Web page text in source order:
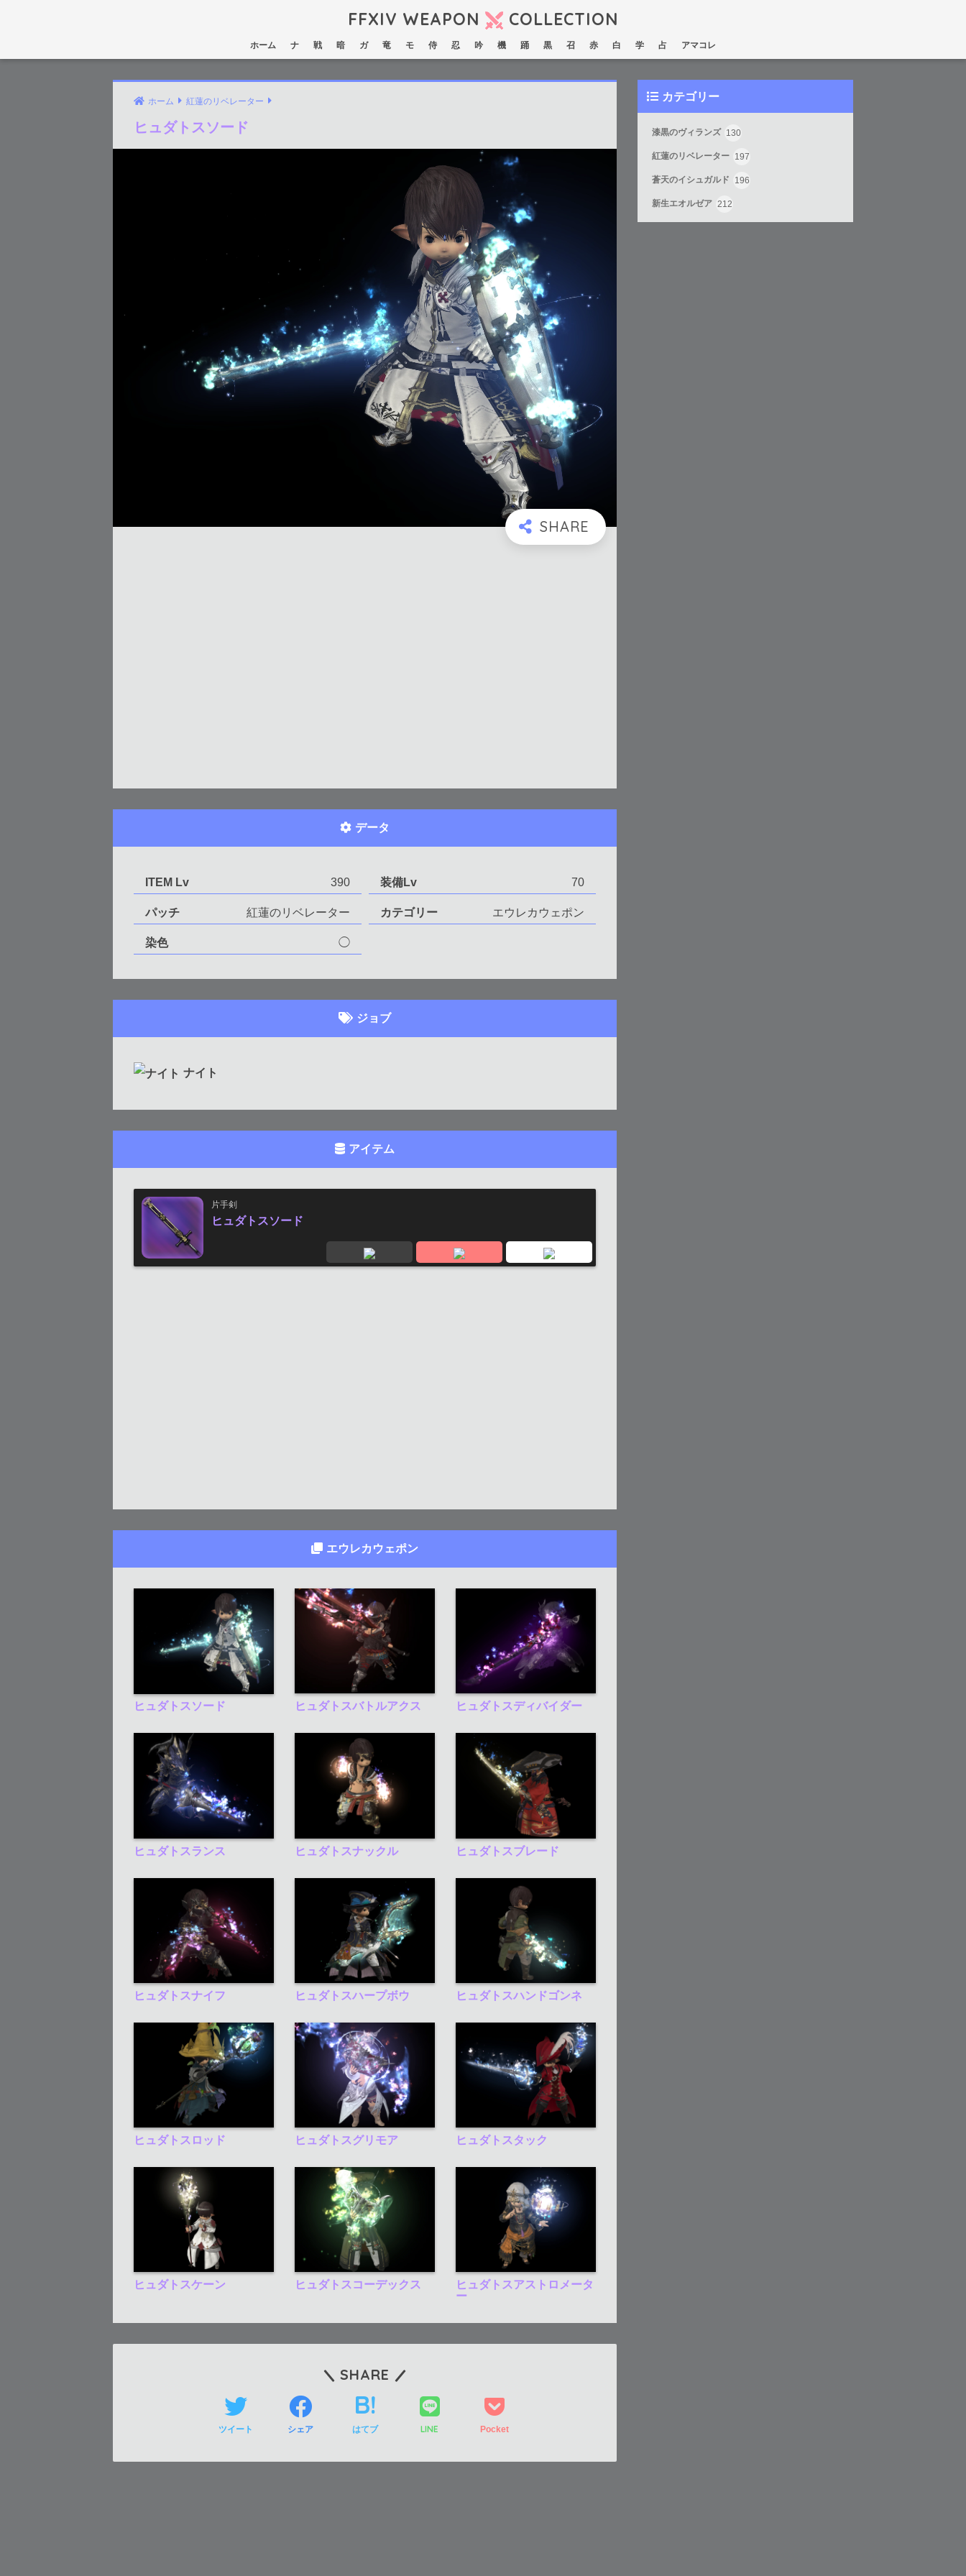
FFXIV WEAPON COLLECTION
ホーム ナ 戦 暗 ガ 竜 モ 侍 忍 吟 機 踊 黒 召 赤 白 学 占 アマコレ
ホーム 紅蓮のリベレーター
ヒュダトスソード
データ
ITEM Lv 390 装備Lv 70
パッチ 紅蓮のリベレーター カテゴリー エウレカウェポン
染色 ◯
ジョブ
ナイト
アイテム
片手剣
ヒュダトスソード
エウレカウェポン
ヒュダトスソード ヒュダトスバトルアクス ヒュダトスディバイダー
ヒュダトスランス ヒュダトスナックル ヒュダトスブレード
ヒュダトスナイフ ヒュダトスハープボウ ヒュダトスハンドゴンネ
ヒュダトスロッド ヒュダトスグリモア ヒュダトスタック
ヒュダトスケーン ヒュダトスコーデックス
ヒュダトスアストロメータ
ー
SHARE
ツイート シェア はてブ LINE Pocket
カテゴリー
漆黒のヴィランズ 130
紅蓮のリベレーター 197
蒼天のイシュガルド 196
新生エオルゼア 212